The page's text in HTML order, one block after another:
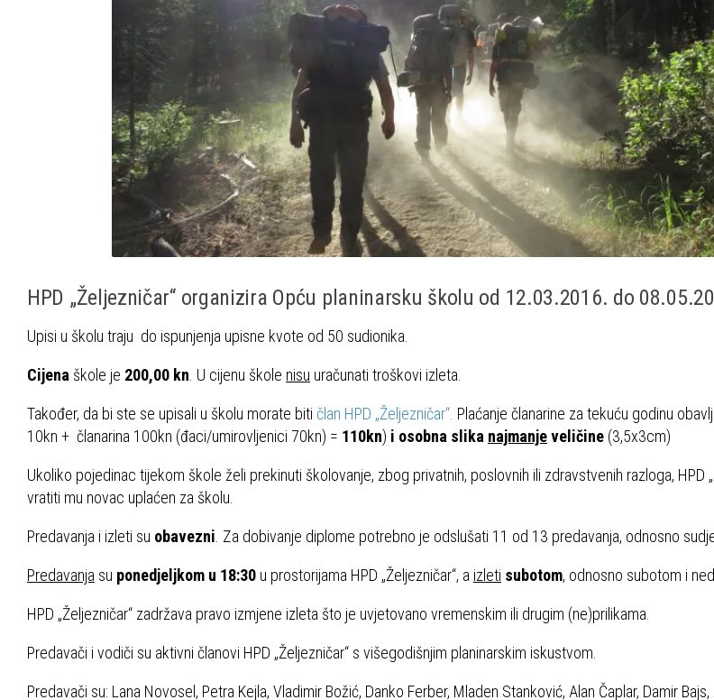
HPD „Željezničar“ organizira Opću planinarsku školu od 12.03.2016. do
Upisi u školu traju do ispunjenja upisne kvote od 50 sudionika.
Cijena škole je 200,00 kn . U cijenu škole nisu uračunati troškovi izleta.
Također, da bi ste se upisali u školu morate biti član HPD „Željezničar“. Plaćanje članarine za tekuću godinu
10kn + članarina 100kn (đaci/umirovljenici 70kn) = 110kn) i osobna slika najmanjeveličine (3,5x3cm)
Ukoliko pojedinac tijekom škole želi prekinuti školovanje, zbog privatnih, poslovnih ili zdravstvenih razloga, HPD
vratiti mu novac uplaćen za školu.
Predavanja i izleti su obavezni . Za dobivanje diplome potrebno je odslušati 11 od 13 predavanja, odnosno
Predavanja su ponedjeljkom u 18:30 u prostorijama HPD „Željezničar“, a izleti subotom, odnosno subotom i
HPD „Željezničar“ zadržava pravo izmjene izleta što je uvjetovano vremenskim ili drugim (ne)prilikama.
Predavači i vodiči su aktivni članovi HPD „Željezničar“ s višegodišnjim planinarskim iskustvom.
Predavači su: Lana Novosel, Petra Kejla, Vladimir Božić, Danko Ferber, Mladen Stanković, Alan Čaplar, Damir